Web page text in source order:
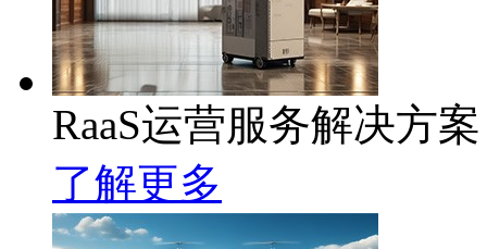
RaaS运营服务解决方案
了解更多